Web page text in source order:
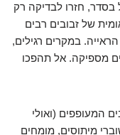
חזרו לבדיקה רק
של זבובים רבים
במקרים רגילים,
מספיקה. אל תהפכו
המעופפים (ואולי
מיתוסים, מומחים